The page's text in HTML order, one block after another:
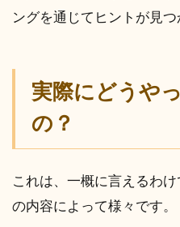
ングを通じてヒントが見つ
実際にどうや
の？
これは、一概に言えるわ
の内容によって様々です。